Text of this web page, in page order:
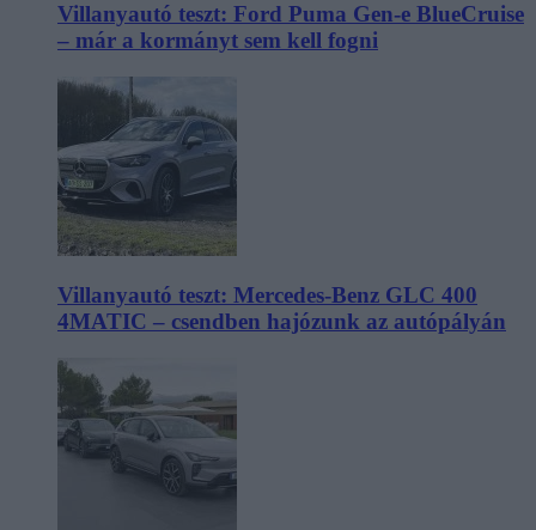
Villanyautó teszt: Ford Puma Gen-e BlueCruise
– már a kormányt sem kell fogni
Villanyautó teszt: Mercedes-Benz GLC 400
4MATIC – csendben hajózunk az autópályán